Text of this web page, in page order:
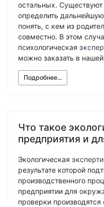
остальных. Существуют
определить
понять, с кем из
совместно. В этом
психологическая
можно заказать в
Подробнее...
Что такое
предприятия и
Экологическая
результате которой
производственного
предприятии для
проверки